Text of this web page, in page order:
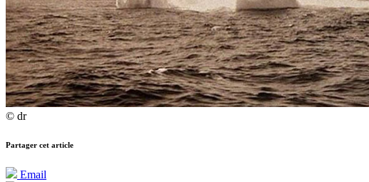
© dr
Partager cet article
Email